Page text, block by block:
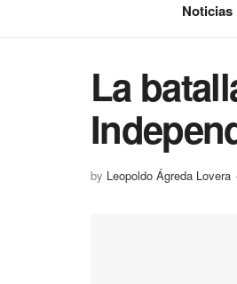
Noticias
La
by Leopoldo Ágreda Lovera